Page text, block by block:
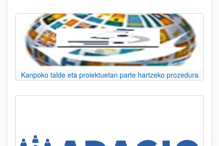
Kanpoko talde eta proiektuetan parte hartzeko prozedura